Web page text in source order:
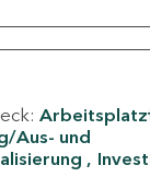
Aus- und